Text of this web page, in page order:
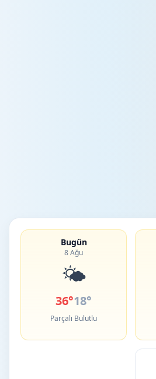
Bugün
8 Ağu
🌤️
36°18°
Parçalı Bulutlu